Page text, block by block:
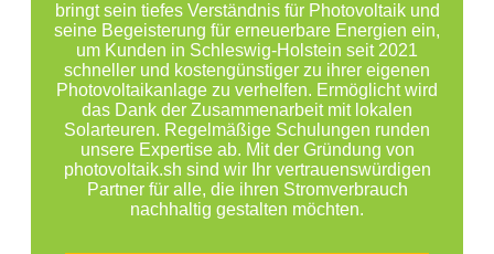
bringt sein tiefes Verständnis für Photovoltaik und
seine Begeisterung für erneuerbare Energien ein,
um Kunden in Schleswig-Holstein seit 2021
schneller und kostengünstiger zu ihrer eigenen
Photovoltaikanlage zu verhelfen. Ermöglicht wird
das Dank der Zusammenarbeit mit lokalen
Solarteuren. Regelmäßige Schulungen runden
unsere Expertise ab. Mit der Gründung von
photovoltaik.sh sind wir Ihr vertrauenswürdigen
Partner für alle, die ihren Stromverbrauch
nachhaltig gestalten möchten.